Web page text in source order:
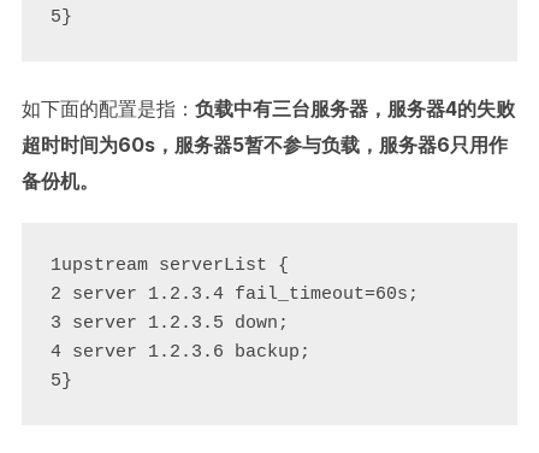
5}
如下面的配置是指： 负载中有三台服务器，服务器4的失败
超时时间为60s，服务器5暂不参与负载，服务器6只用作
备份机。
1upstream serverList {
2 server 1.2.3.4 fail_timeout=60s;
3 server 1.2.3.5 down;
4 server 1.2.3.6 backup;
5}